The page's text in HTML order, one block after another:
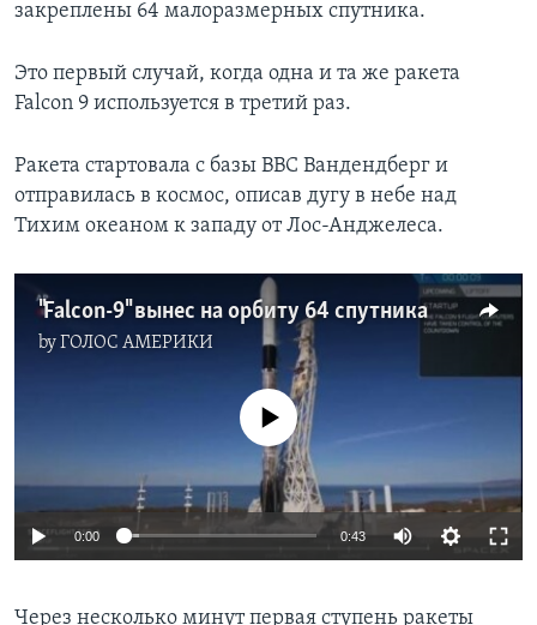
закреплены 64 малоразмерных спутника.
Это первый случай, когда одна и та же ракета
Falcon 9 используется в третий раз.
Ракета стартовала с базы ВВС Вандендберг и
отправилась в космос, описав дугу в небе над
Тихим океаном к западу от Лос-Анджелеса.
"Falcon-9" вынес на орбиту 64 спутника
byГОЛОС АМЕРИКИ
No media source currently available
0:00 0:43
Через несколько минут первая ступень ракеты